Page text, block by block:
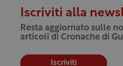
Iscriviti alla
Resta aggiornato sulle
articoli di Cronache di
Iscriviti